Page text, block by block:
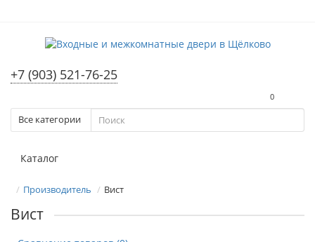
+7 (903) 521-76-25
0
Все категории
Каталог
Производитель Вист
Вист